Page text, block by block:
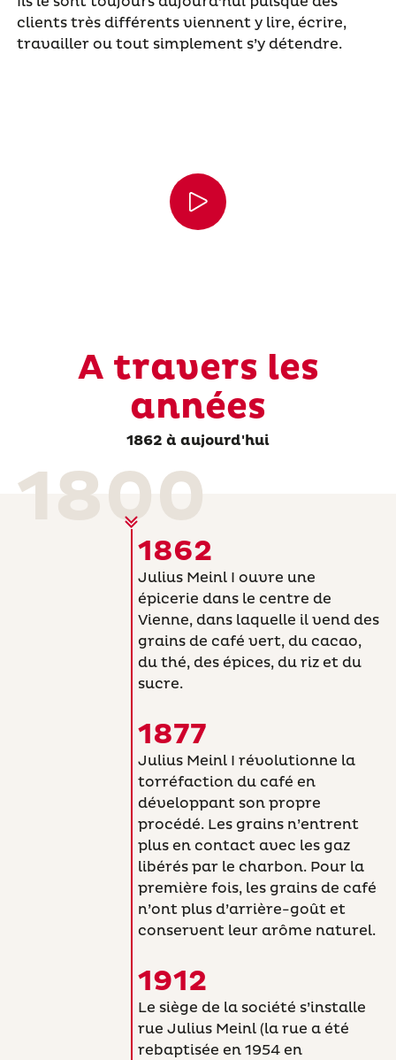
clients très différents viennent y lire, écrire,
travailler ou tout simplement s’y détendre.
A travers les
années
1862 à aujourd'hui
1800
1862
Julius Meinl I ouvre une
épicerie dans le centre de
Vienne, dans laquelle il vend des
grains de café vert, du cacao,
du thé, des épices, du riz et du
sucre.
1877
Julius Meinl I révolutionne la
torréfaction du café en
développant son propre
procédé. Les grains n’entrent
plus en contact avec les gaz
libérés par le charbon. Pour la
première fois, les grains de café
n’ont plus d’arrière-goût et
conservent leur arôme naturel.
1912
Le siège de la société s’installe
rue Julius Meinl (la rue a été
rebaptisée en 1954 en